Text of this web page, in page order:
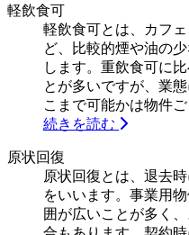
軽飲食可
軽飲食可とは、カフ
ど、比較的煙や油の
します。重飲食可に
とが多いですが、業
こまで可能かは物件ご
続きを読む
原状回復
原状回復とは、退去
をいいます。事業用
囲が広いことが多く